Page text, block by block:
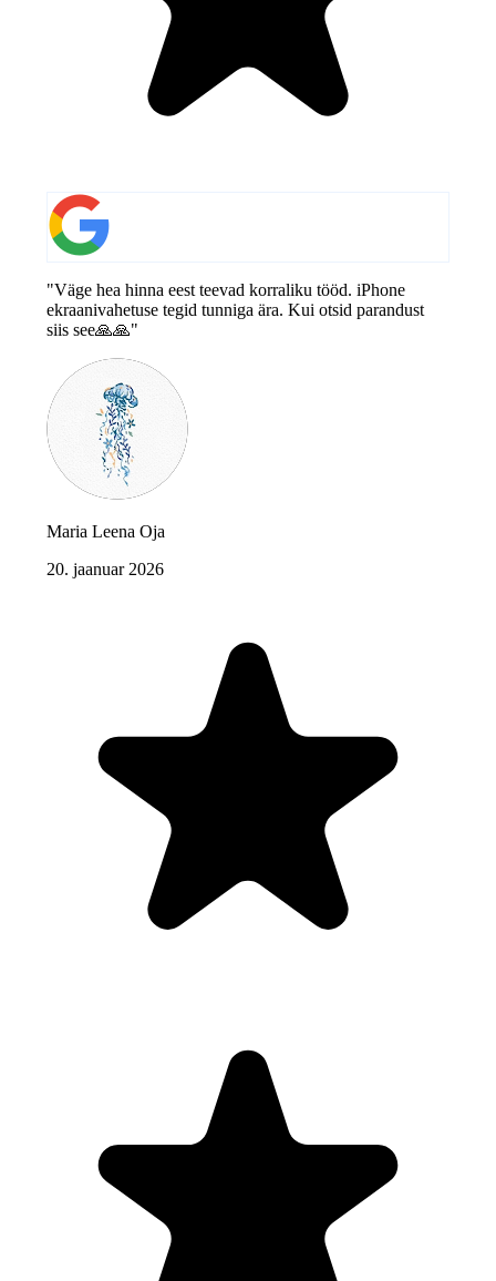
"Väge hea hinna eest teevad korraliku tööd. iPhone
ekraanivahetuse tegid tunniga ära. Kui otsid parandust
siis see🙏🙏"
Maria Leena Oja
20. jaanuar 2026